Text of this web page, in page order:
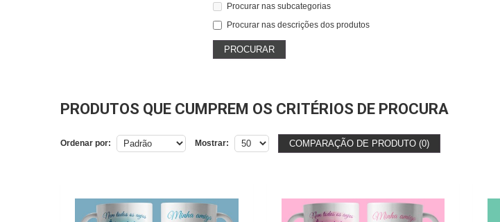
Procurar nas subcategorias
Procurar nas descrições dos produtos
PRODUTOS QUE CUMPREM OS CRITÉRIOS DE PROCURA
Ordenar por: Mostrar: COMPARAÇÃO DE PRODUTO (0)